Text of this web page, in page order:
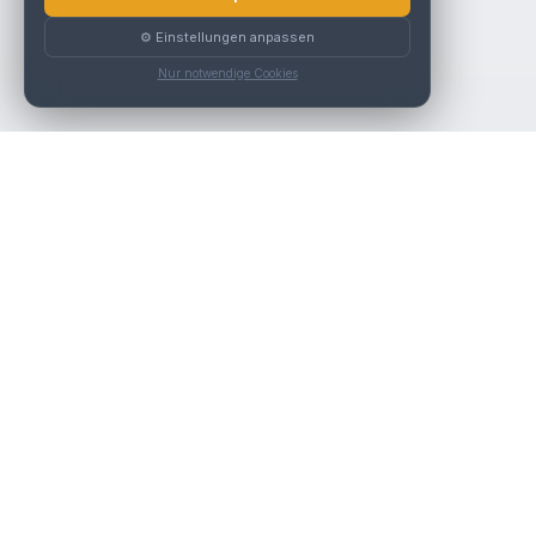
⚙️ Einstellungen anpassen
Nur notwendige Cookies